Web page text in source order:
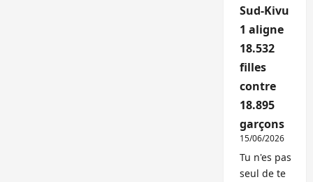
Sud-Kivu
1 aligne
18.532
filles
contre
18.895
garçons
15/06/2026
Tu n'es pas
seul de te